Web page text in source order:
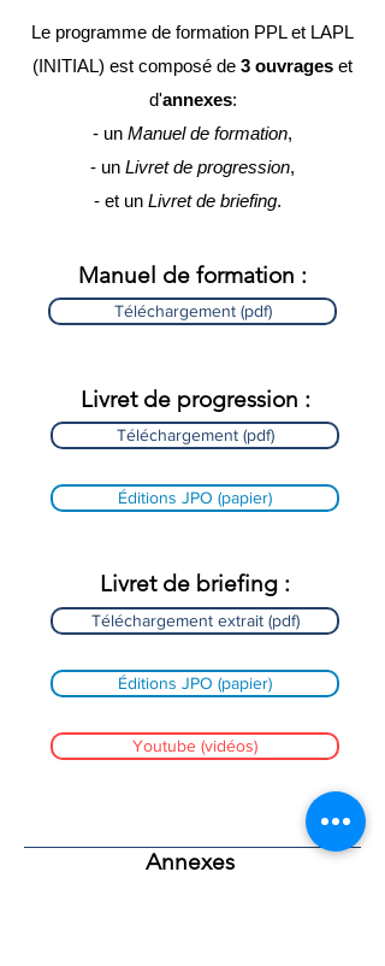
Le programme de formation PPL et LAPL
(INITIAL) est composé de 3 ouvrages et
d'annexes:
- un Manuel de formation,
- un Livret de progression,
- et un Livret de briefing.
Manuel de formation :
Téléchargement (pdf)
Livret de progression :
Téléchargement (pdf)
Éditions JPO (papier)
Livret de briefing :
Téléchargement extrait (pdf)
Éditions JPO (papier)
Youtube (vidéos)
Annexes